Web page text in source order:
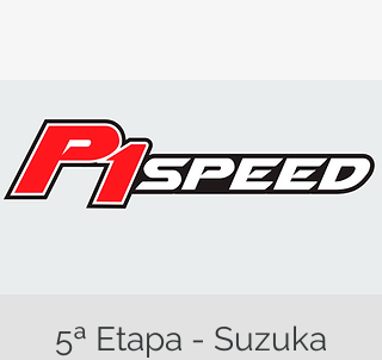
5ª Etapa - Suzuka